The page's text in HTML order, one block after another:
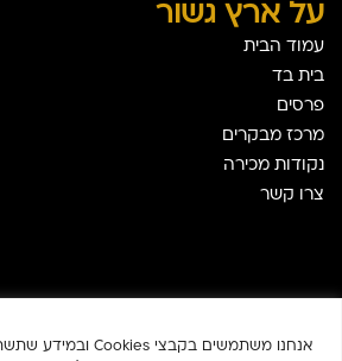
אנחנו משתמשים בקבצי Cookies ובמידע שתשתפי איתנו לצורך תפעול האתר, שיפור חוויית הגלישה, התאמת פרסום וטיפול בהזמנות.
על ארץ גשור
עמוד הבית
בית בד
פרסים
מרכז מבקרים
נקודות מכירה
צרו קשר